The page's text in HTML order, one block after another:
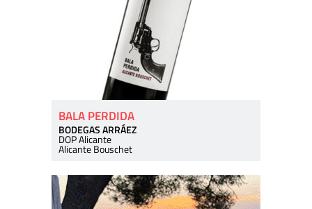
BALA PERDIDA
BODEGAS ARRÁEZ
DOP Alicante
Alicante Bouschet